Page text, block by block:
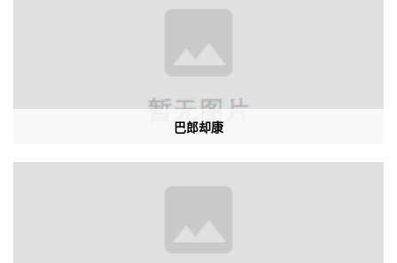
了，他是一个身材魁梧的康巴人，但他有一个与威武的身材不相符的孩
布无拘无束地开着玩笑。当他看见堪布手中的小巧玲珑的奥林巴斯相机
时，他就整天缠着堪布要与他的海欧相机交换。当我们与阿珠玩“提格”
时，他带着次仁降的主持，82岁的菩提老阿珠，非得跟我们玩提格个
在高，有仙则名；水不在深，有龙则灵。次仁降寺的开创人是仁增晋美
林巴。他在桑耶寺闭关修炼九年，亲见宁玛大成就者隆庆巴，获得殊胜
巴郎却康